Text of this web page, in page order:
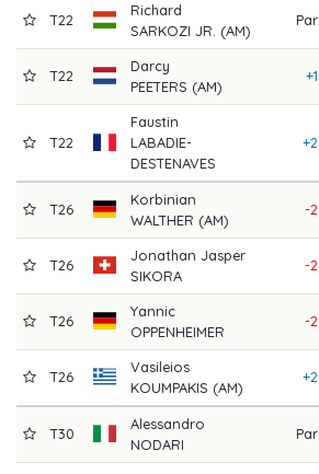
T22
Richard
SARKOZI JR. (AM)
Par
T22
Darcy
PEETERS (AM)
+1
T22
Faustin
LABADIE-
DESTENAVES
+2
T26
Korbinian
WALTHER (AM)
-2
T26
Jonathan Jasper
SIKORA
-2
T26
Yannic
OPPENHEIMER
-2
T26
Vasileios
KOUMPAKIS (AM)
+2
T30
Alessandro
NODARI
Par